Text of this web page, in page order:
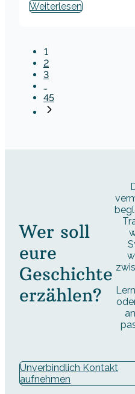
Weiterlesen
1
2
3
…
45
Wer soll
eure
Geschichte
erzählen?
Unverbindlich Kontakt
aufnehmen